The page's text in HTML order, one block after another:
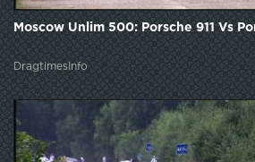
Moscow Unlim 500: Porsche 911 Vs
DragtimesInfo